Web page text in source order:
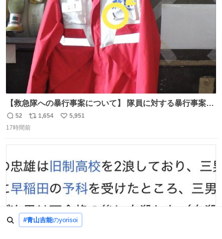
#青山吉能のyorisoi
数
【救急隊への暴行事案について】 隊員に対する暴行事案
が、令和7年度の6件に対し、令和8年度は現在既に4件発生
しています。 特に、この4日間で救急隊員に対する暴行事
応していきます。
返
信
52
リ
ポ
数
1,654
い
5,951
17時間前